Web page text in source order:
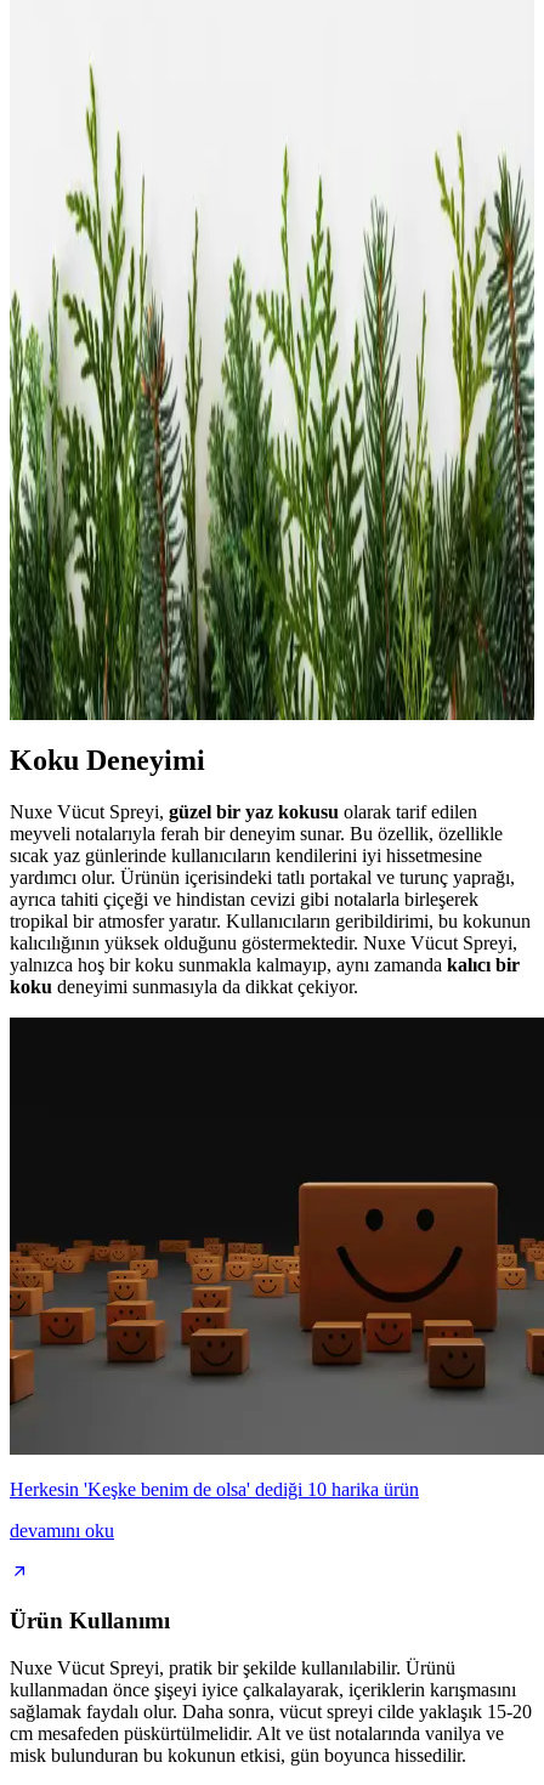
Nuxe Merveillance Serisi: Yaşlanma Karşıtı ve
Sıkılaştırıcı Cilt Bakım Ürünleri
Nuxe Merveillance serisi, yaşlanma karşıtı ve cilt sıkılaştırıcı
özellikleriyle, doğal içeriklerle formüle edilmiş, cilt elastikiyetini
artıran ve kırışıklıkları azaltan ürünler sunar.
Nuxe Body Eau Délassante Parfumante 100 ml
Hafif ve Ferahlatıcı Yazlık Vücut Spreyi
Nuxe Body Eau Délassante, hafif yapısıyla ferahlatıcı ve yazlık bir
koku sunar. Günlük kullanım kolaylığı sağlar ve doğal, etkileyici bir
aroma ile tazelik sağlar.
Nuxe Huile Prodigieuse Floral ve Neroli
Karşılaştırması: Hangi Yağ Sizin İçin Daha Uygun
Nuxe Huile Prodigieuse Floral ve Neroli ürünlerini karşılaştırıyoruz.
Her iki yağın özellikleri, koku, kullanım alanları ve kullanıcı
yorumlarıyla en uygun seçeneği belirlemenize yardımcı oluyor.
Nuxe Kuru Yağlar: Çok Amaçlı Kullanımı ve
Faydalarıyla Güzellik Rutininizi Zenginleştirin
Nuxe kuru yağlar, doğal içerikleri ve çok yönlü kullanımıyla cilt ve
saç bakımında hafif ve etkili sonuçlar sağlar. Günlük rutininize
ekleyerek doğal güzelliğinizi koruyabilirsiniz.
Koku Deneyimi
Nuxe Vücut Spreyi, güzel bir yaz kokusu olarak tarif edilen
meyveli notalarıyla ferah bir deneyim sunar. Bu özellik, özellikle
sıcak yaz günlerinde kullanıcıların kendilerini iyi hissetmesine
yardımcı olur. Ürünün içerisindeki tatlı portakal ve turunç yaprağı,
ayrıca tahiti çiçeği ve hindistan cevizi gibi notalarla birleşerek
tropikal bir atmosfer yaratır. Kullanıcıların geribildirimi, bu kokunun
kalıcılığının yüksek olduğunu göstermektedir. Nuxe Vücut Spreyi,
yalnızca hoş bir koku sunmakla kalmayıp, aynı zamanda kalıcı bir
koku deneyimi sunmasıyla da dikkat çekiyor.
Herkesin 'Keşke benim de olsa' dediği 10 harika ürün
devamını oku
Ürün Kullanımı
Nuxe Vücut Spreyi, pratik bir şekilde kullanılabilir. Ürünü
kullanmadan önce şişeyi iyice çalkalayarak, içeriklerin karışmasını
sağlamak faydalı olur. Daha sonra, vücut spreyi cilde yaklaşık 15-20
cm mesafeden püskürtülmelidir. Alt ve üst notalarında vanilya ve
misk bulunduran bu kokunun etkisi, gün boyunca hissedilir.